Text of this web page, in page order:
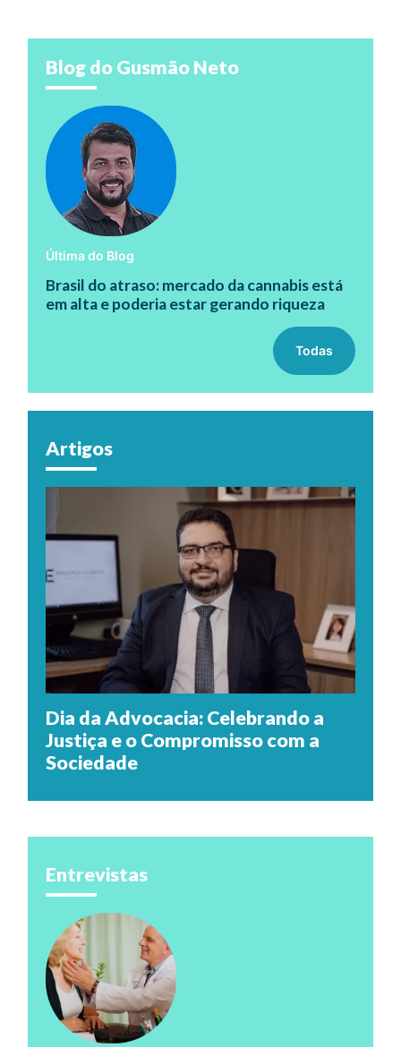
Blog do Gusmão Neto
Última do Blog
Brasil do atraso: mercado da cannabis está
em alta e poderia estar gerando riqueza
Todas
Artigos
Dia da Advocacia: Celebrando a
Justiça e o Compromisso com a
Sociedade
Entrevistas